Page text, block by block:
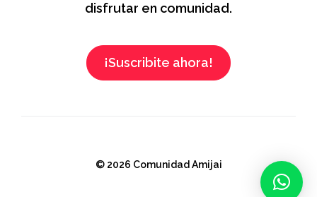
disfrutar en comunidad.
¡Suscribite ahora!
© 2026 Comunidad Amijai